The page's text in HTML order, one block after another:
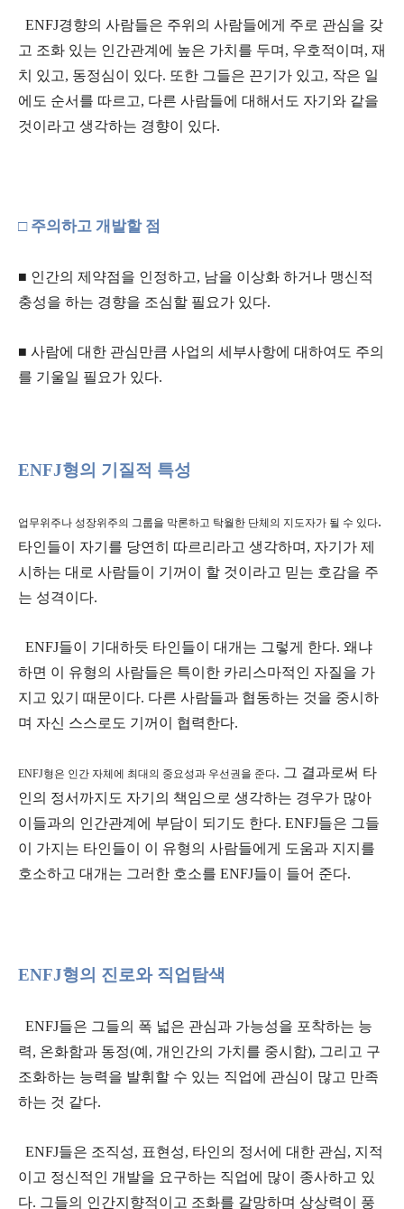
ENFJ경향의 사람들은 주위의 사람들에게 주로 관심을 갖
고 조화 있는 인간관계에 높은 가치를 두며, 우호적이며, 재
치 있고, 동정심이 있다. 또한 그들은 끈기가 있고, 작은 일
에도 순서를 따르고, 다른 사람들에 대해서도 자기와 같을
것이라고 생각하는 경향이 있다.
□ 주의하고 개발할 점
■ 인간의 제약점을 인정하고, 남을 이상화 하거나 맹신적
충성을 하는 경향을 조심할 필요가 있다.
■ 사람에 대한 관심만큼 사업의 세부사항에 대하여도 주의
를 기울일 필요가 있다.
ENFJ형의 기질적 특성
업무위주나 성장위주의 그룹을 막론하고 탁월한 단체의 지도자가 될 수 있다.
타인들이 자기를 당연히 따르리라고 생각하며, 자기가 제
시하는 대로 사람들이 기꺼이 할 것이라고 믿는 호감을 주
는 성격이다.
ENFJ들이 기대하듯 타인들이 대개는 그렇게 한다. 왜냐
하면 이 유형의 사람들은 특이한 카리스마적인 자질을 가
지고 있기 때문이다. 다른 사람들과 협동하는 것을 중시하
며 자신 스스로도 기꺼이 협력한다.
ENFJ형은 인간 자체에 최대의 중요성과 우선권을 준다. 그 결과로써 타
인의 정서까지도 자기의 책임으로 생각하는 경우가 많아
이들과의 인간관계에 부담이 되기도 한다. ENFJ들은 그들
이 가지는 타인들이 이 유형의 사람들에게 도움과 지지를
호소하고 대개는 그러한 호소를 ENFJ들이 들어 준다.
ENFJ형의 진로와 직업탐색
ENFJ들은 그들의 폭 넓은 관심과 가능성을 포착하는 능
력, 온화함과 동정(예, 개인간의 가치를 중시함), 그리고 구
조화하는 능력을 발휘할 수 있는 직업에 관심이 많고 만족
하는 것 같다.
ENFJ들은 조직성, 표현성, 타인의 정서에 대한 관심, 지적
이고 정신적인 개발을 요구하는 직업에 많이 종사하고 있
다. 그들의 인간지향적이고 조화를 갈망하며 상상력이 풍